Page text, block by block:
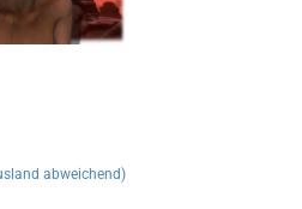
abweichend)